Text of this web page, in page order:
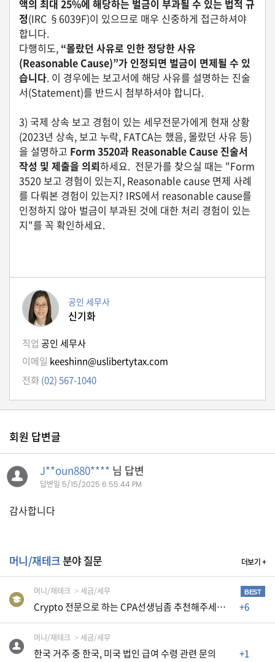
TIP
공
지
사
항
K
미
국
용
수
칙
안
확
바
랍
다
A
K
미
국
액의 최대 25%에 해당하는 벌금이 부과될 수 있는 법적 규
정(IRC §6039F)이 있으므로 매우 신중하게 접근하셔야
합니다.
다행히도, “몰랐던 사유로 인한 정당한 사유
(Reasonable Cause)”가 인정되면 벌금이 면제될 수 있
습니다. 이 경우에는 보고서에 해당 사유를 설명하는 진술
서(Statement)를 반드시 첨부하셔야 합니다.
3) 국제 상속 보고 경험이 있는 세무전문가에게 현재 상황
(2023년 상속, 보고 누락, FATCA는 했음, 몰랐던 사유 등)
을 설명하고 Form 3520과 Reasonable Cause 진술서
작성 및 제출을 의뢰하세요. 전문가를 찾으실 때는 "Form
3520 보고 경험이 있는지, Reasonable cause 면제 사례
를 다뤄본 경험이 있는지? IRS에서 reasonable cause를
인정하지 않아 벌금이 부과된 것에 대한 처리 경험이 있는
지"를 꼭 확인하세요.
공인 세무사
신기화
직업 공인 세무사
이메일 keeshinn@uslibertytax.com
전화 (02) 567-1040
회원 답변글
J**oun880**** 님 답변
답변일 5/15/2025 6:55:44 PM
감사합니다
머니/재테크분야 질문 더보기 +
머니/재테크 세금/세무 BEST
Crypto 전문으로 하는 CPA선생님좀 추천해주세요~~ +6
머니/재테크 세금/세무
한국 거주 중 한국, 미국 법인 급여 수령 관련 문의 +1